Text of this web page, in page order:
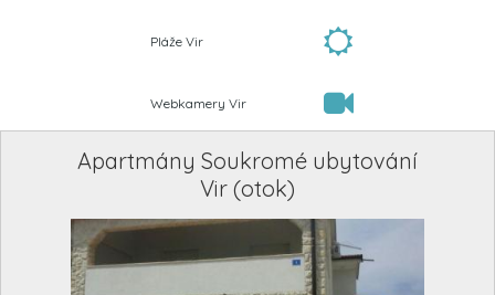
Pláže Vir
Webkamery Vir
Apartmány Soukromé ubytování
Vir (otok)